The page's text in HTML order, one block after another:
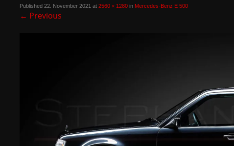
Published22. November 2021 at2560 × 1280 in Mercedes-Benz E 500
← Previous